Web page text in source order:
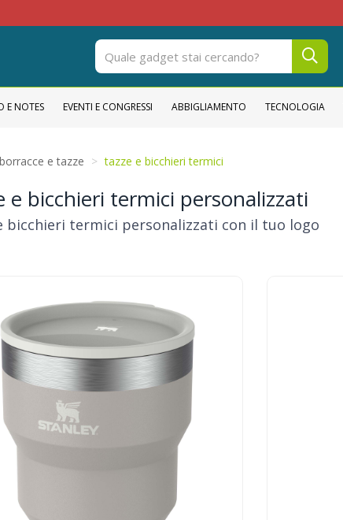
E NOTES EVENTI E CONGRESSI ABBIGLIAMENTO TECNOLOGIA
borracce e tazze tazze e bicchieri termici
e bicchieri termici personalizzati
bicchieri termici personalizzati con il tuo logo